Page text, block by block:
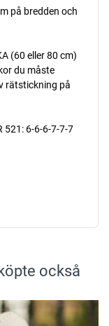
på bredden och
(60 eller 80 cm)
du måste
rätstickning på
521: 6-6-6-7-7-7
också